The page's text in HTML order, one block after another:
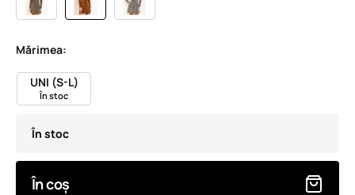
Mărimea:
UNI (S-L)
În stoc
În stoc
În coș